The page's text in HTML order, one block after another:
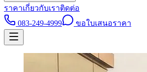
ราคาเกี่ยวกับเราติดต่อ
083-249-4999
ขอใบเสนอราคา